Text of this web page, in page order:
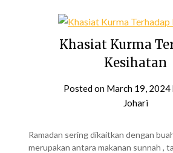
Khasiat Kurma
Kesihatan
Posted on March 19, 2024
Johari
Ramadan sering dikaitkan dengan
merupakan antara makanan sunnah ,